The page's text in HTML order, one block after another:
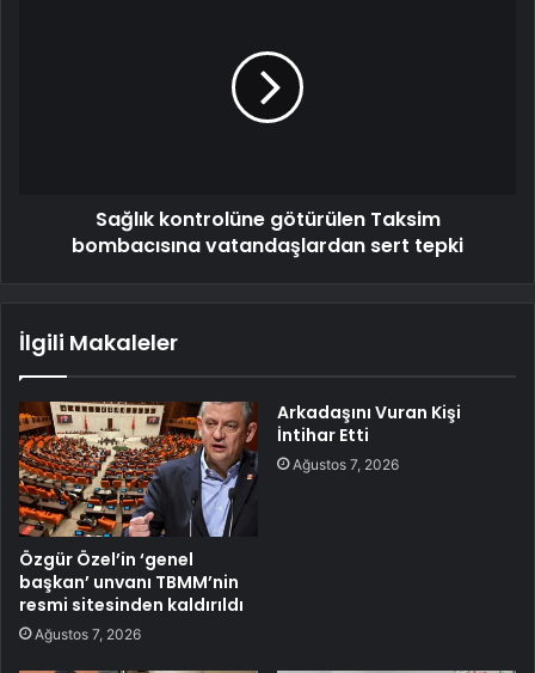
Sağlık kontrolüne götürülen Taksim
bombacısına vatandaşlardan sert tepki
İlgili Makaleler
Özgür Özel’in ‘genel
başkan’ unvanı TBMM’nin
resmi sitesinden kaldırıldı
Ağustos 7, 2026
Arkadaşını Vuran Kişi
İntihar Etti
Ağustos 7, 2026